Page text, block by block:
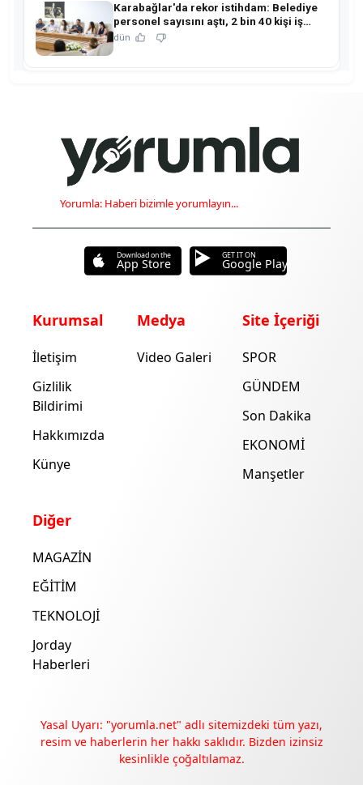
Karabağlar'da rekor istihdam: Belediye
personel sayısını aştı, 2 bin 40 kişi iş
sahibi oldu!
dün
Yorumla: Haberi bizimle yorumlayın...
Download on the
App Store
GET IT ON
Google Play
Kurumsal
İletişim
Gizlilik
Bildirimi
Hakkımızda
Künye
Medya
Video Galeri
Site İçeriği
SPOR
GÜNDEM
Son Dakika
EKONOMİ
Manşetler
Diğer
MAGAZİN
EĞİTİM
TEKNOLOJİ
Jorday
Haberleri
Yasal Uyarı: "yorumla.net" adlı sitemizdeki tüm yazı,
resim ve haberlerin her hakkı saklıdır. Bizden izinsiz
kesinlikle çoğaltılamaz.